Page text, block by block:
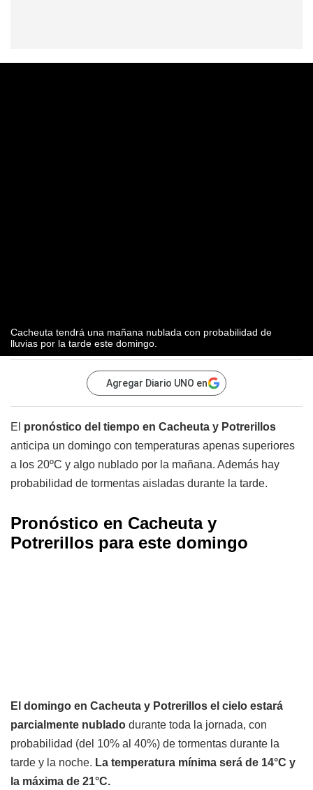
Cacheuta tendrá una mañana nublada con probabilidad de
lluvias por la tarde este domingo.
Agregar Diario UNO en
El pronóstico del tiempo en Cacheuta y Potrerillos
anticipa un domingo con temperaturas apenas superiores
a los 20ºC y algo nublado por la mañana. Además hay
probabilidad de tormentas aisladas durante la tarde.
Pronóstico en Cacheuta y
Potrerillos para este domingo
El domingo en Cacheuta y Potrerillos el cielo estará
parcialmente nublado durante toda la jornada, con
probabilidad (del 10% al 40%) de tormentas durante la
tarde y la noche. La temperatura mínima será de 14°C y
la máxima de 21°C.